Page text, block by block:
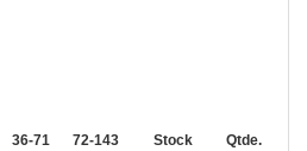
36-71 72-143 144-287 288 +
Stock Qtde.